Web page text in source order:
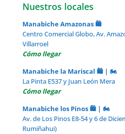
Nuestros locales
Manabiche Amazonas 🛍️
Centro Comercial Globo, Av.
Villarroel
Cómo llegar
Manabiche la Mariscal 🛍️ | 🏍️
La Pinta E537 y Juan León Mera
Cómo llegar
Manabiche los Pinos 🛍️ | 🏍️
Av. de Los Pinos E8-54 y 6 de
Rumiñahui)